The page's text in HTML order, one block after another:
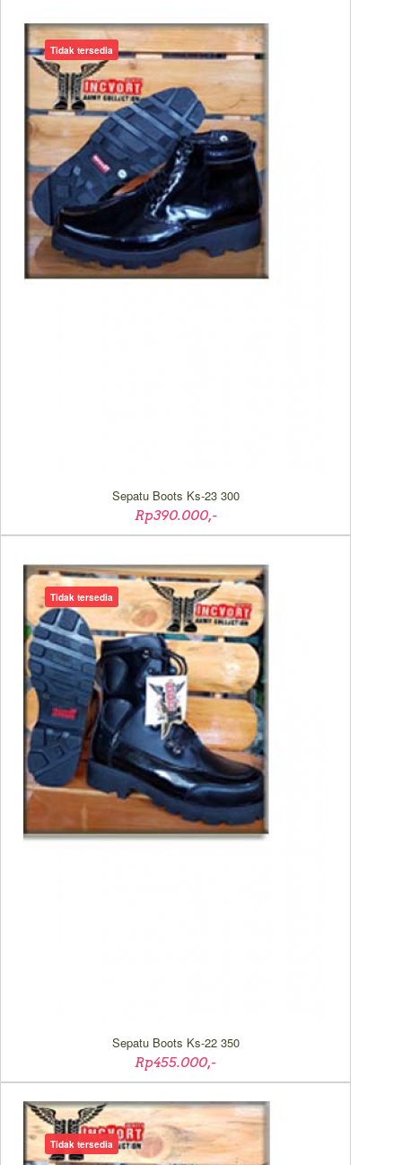
Sepatu Boots Ks-23 300
Rp390.000,-
Tidak tersedia
Sepatu Boots Ks-22 350
Rp455.000,-
Tidak tersedia
Tidak tersedia